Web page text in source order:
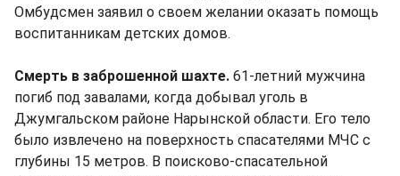
Омбудсмен заявил о своем желании оказать помощь
воспитанникам детских домов.
Смерть в заброшенной шахте. 61-летний мужчина
погиб под завалами, когда добывал уголь в
Джумгальском районе Нарынской области. Его тело
было извлечено на поверхность спасателями МЧС с
глубины 15 метров. В поисково-спасательной